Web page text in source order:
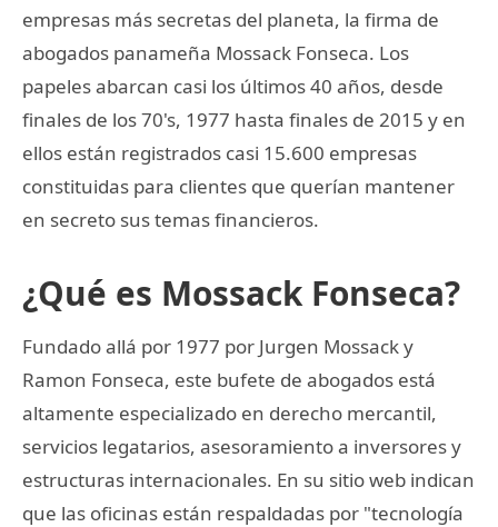
empresas más secretas del planeta, la firma de
abogados panameña Mossack Fonseca. Los
papeles abarcan casi los últimos 40 años, desde
finales de los 70's, 1977 hasta finales de 2015 y en
ellos están registrados casi 15.600 empresas
constituidas para clientes que querían mantener
en secreto sus temas financieros.
¿Qué es Mossack Fonseca?
Fundado allá por 1977 por Jurgen Mossack y
Ramon Fonseca, este bufete de abogados está
altamente especializado en derecho mercantil,
servicios legatarios, asesoramiento a inversores y
estructuras internacionales. En su sitio web indican
que las oficinas están respaldadas por "tecnología